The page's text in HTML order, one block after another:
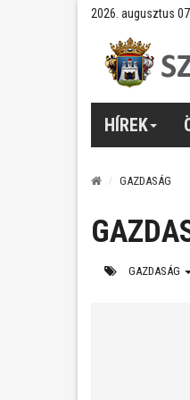
2026. augusztus
HÍREK
GAZDASÁG
GAZDASÁG